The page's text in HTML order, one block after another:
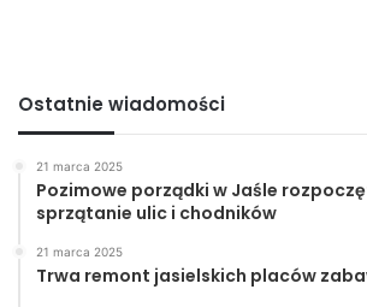
Ostatnie wiadomości
21 marca 2025
Pozimowe porządki w Jaśle
sprzątanie ulic i chodników
21 marca 2025
Trwa remont jasielskich placów